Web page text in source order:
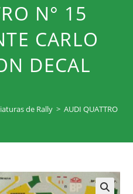
N° 15
CARLO
DECAL
de Rally > AUDI QUATTRO n°